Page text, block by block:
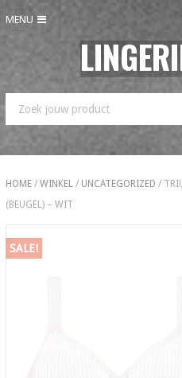
MENU
HOME/ WINKEL/ UNCATEGORIZED /
(BEUGEL) – WIT
SALE!